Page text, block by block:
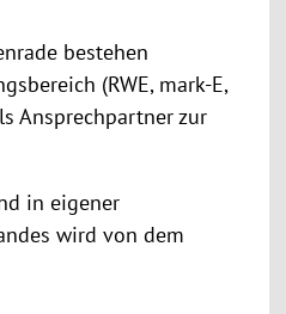
bestehen
(RWE, mark-E,
Ansprechpartner zur
in eigener
wird von dem